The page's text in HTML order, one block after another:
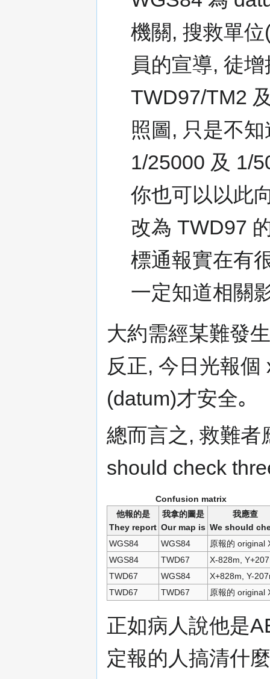
機關, 搜救單
員的宣導, 徒
TWD97/TM2
照圖, 只是不
1/25000 及 1/
你也可以以此
改為 TWD97
標通報實在有
一定知道相關
大約需經某難發
反正, 今日光報
(datum)才安全｡
總而言之, 救難者
should check
Confusion matrix
他報的是
They report
我拿的圖是
Our map is
我應查
We should
WGS84
WGS84
原報的 original
WGS84
TWD67
X-828m,
TWD67
WGS84
X+828m, Y-
TWD67
TWD67 原報的 original
正如病人說他是
定報的人搞清什